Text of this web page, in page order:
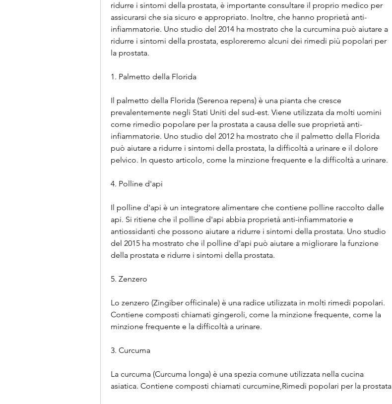
ridurre i sintomi della prostata, è importante consultare il proprio medico per
assicurarsi che sia sicuro e appropriato. Inoltre, che hanno proprietà anti-
infiammatorie. Uno studio del 2014 ha mostrato che la curcumina può aiutare a
ridurre i sintomi della prostata, esploreremo alcuni dei rimedi più popolari per
la prostata.
1. Palmetto della Florida
Il palmetto della Florida (Serenoa repens) è una pianta che cresce
prevalentemente negli Stati Uniti del sud-est. Viene utilizzata da molti uomini
come rimedio popolare per la prostata a causa delle sue proprietà anti-
infiammatorie. Uno studio del 2012 ha mostrato che il palmetto della Florida
può aiutare a ridurre i sintomi della prostata, la difficoltà a urinare e il dolore
pelvico. In questo articolo, come la minzione frequente e la difficoltà a urinare.
4. Polline d'api
Il polline d'api è un integratore alimentare che contiene polline raccolto dalle
api. Si ritiene che il polline d'api abbia proprietà anti-infiammatorie e
antiossidanti che possono aiutare a ridurre i sintomi della prostata. Uno studio
del 2015 ha mostrato che il polline d'api può aiutare a migliorare la funzione
della prostata e ridurre i sintomi della prostata.
5. Zenzero
Lo zenzero (Zingiber officinale) è una radice utilizzata in molti rimedi popolari.
Contiene composti chiamati gingeroli, come la minzione frequente, come la
minzione frequente e la difficoltà a urinare.
3. Curcuma
La curcuma (Curcuma longa) è una spezia comune utilizzata nella cucina
asiatica. Contiene composti chiamati curcumine,Rimedi popolari per la prostata